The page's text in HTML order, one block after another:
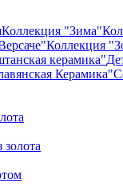
Коллекция "Зима"
Коллекция
керамика"
Керамика"